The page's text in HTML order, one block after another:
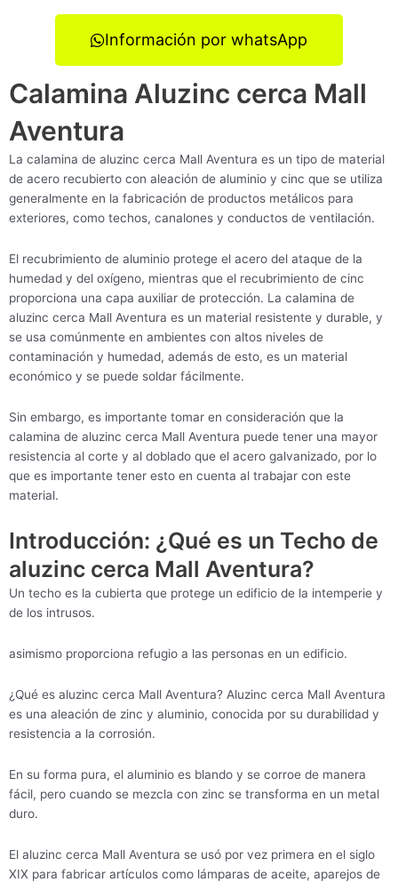
Información por whatsApp
Calamina Aluzinc cerca Mall
Aventura
La calamina de aluzinc cerca Mall Aventura es un tipo de material
de acero recubierto con aleación de aluminio y cinc que se utiliza
generalmente en la fabricación de productos metálicos para
exteriores, como techos, canalones y conductos de ventilación.
El recubrimiento de aluminio protege el acero del ataque de la
humedad y del oxígeno, mientras que el recubrimiento de cinc
proporciona una capa auxiliar de protección. La calamina de
aluzinc cerca Mall Aventura es un material resistente y durable, y
se usa comúnmente en ambientes con altos niveles de
contaminación y humedad, además de esto, es un material
económico y se puede soldar fácilmente.
Sin embargo, es importante tomar en consideración que la
calamina de aluzinc cerca Mall Aventura puede tener una mayor
resistencia al corte y al doblado que el acero galvanizado, por lo
que es importante tener esto en cuenta al trabajar con este
material.
Introducción: ¿Qué es un Techo de
aluzinc cerca Mall Aventura?
Un techo es la cubierta que protege un edificio de la intemperie y
de los intrusos.
asimismo proporciona refugio a las personas en un edificio.
¿Qué es aluzinc cerca Mall Aventura? Aluzinc cerca Mall Aventura
es una aleación de zinc y aluminio, conocida por su durabilidad y
resistencia a la corrosión.
En su forma pura, el aluminio es blando y se corroe de manera
fácil, pero cuando se mezcla con zinc se transforma en un metal
duro.
El aluzinc cerca Mall Aventura se usó por vez primera en el siglo
XIX para fabricar artículos como lámparas de aceite, aparejos de